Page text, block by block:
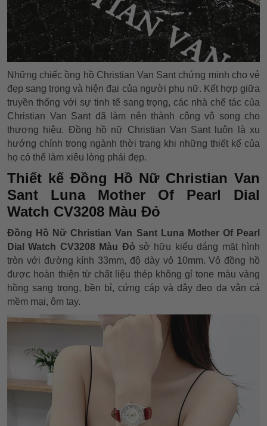
Những chiếc ồng hồ Christian Van Sant chứng minh cho vẻ
đẹp sang trọng và hiện đại của người phụ nữ. Kết hợp giữa
truyền thống với sự tinh tế sang trọng, các nhà chế tác của
Christian Van Sant đã làm nên thành công vô song cho
thương hiệu. Đồng hồ nữ Christian Van Sant luôn là xu
hướng chính trong ngành thời trang khi những thiết kế của
họ có thể làm xiêu lòng phái đẹp.
Thiết kế Đồng Hồ Nữ Christian Van
Sant Luna Mother Of Pearl Dial
Watch CV3208 Màu Đỏ
Đồng Hồ Nữ Christian Van Sant Luna Mother Of Pearl
Dial Watch CV3208 Màu Đỏ sở hữu kiểu dáng mặt hình
tròn với đường kính 33mm, độ dày vỏ 10mm. Vỏ đồng hồ
được hoàn thiện từ chất liệu thép không gỉ tone màu vàng
hồng sang trọng, bền bỉ, cứng cáp và dây đeo da vân cá
mềm mại, ôm tay.